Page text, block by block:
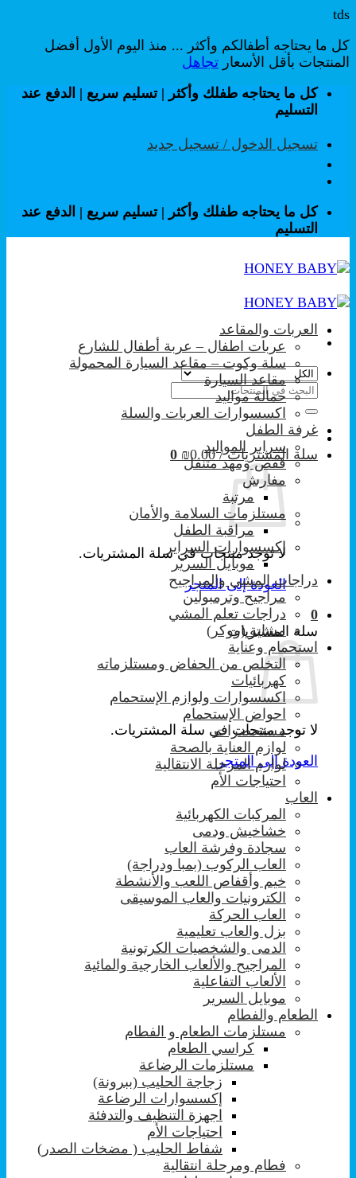
tds
كل ما يحتاجه أطفالكم وأكثر ... منذ اليوم الأول أفضل
المنتجات بأقل الأسعار تجاهل
تخطي
للمحتوى
كل ما يحتاجه طفلك وأكثر | تسليم سريع | الدفع عند
التسليم
تسجيل الدخول / تسجيل جديد
كل ما يحتاجه طفلك وأكثر | تسليم سريع | الدفع عند
التسليم
البحث
عن:
سلة المشتريات / ₪0.00
0
لا توجد منتجات في سلة المشتريات.
العودة إلى المتجر
0
سلة المشتريات
لا توجد منتجات في سلة المشتريات.
العودة إلى المتجر
العربات والمقاعد
عربات اطفال – عربة أطفال للشارع
سلة وكوت – مقاعد السيارة المحمولة
مقاعد السيارة
حمالة مواليد
اكسسوارات العربات والسلة
غرفة الطفل
سراير المواليد
قفص ومهد متنقل
مفارش
مرتبة
مستلزمات السلامة والأمان
مراقبة الطفل
إكسسوارات السراير
موبايل السرير
دراجات المشي والمراجيح
مراجيح وترمبولين
دراجات تعلم المشي
مشاية (ووكر)
استحمام وعناية
التخلص من الحفاض ومستلزماته
كهربائيات
اكسسوارات ولوازم الإستحمام
احواض الإستحمام
مستحضرات
لوازم العناية بالصحة
لوازم المرحلة الانتقالية
احتياجات الأم
العاب
المركبات الكهربائية
خشاخيش ودمى
سجادة وفرشة العاب
العاب الركوب (بمبا ودراجة)
خيم وأقفاص اللعب والأنشطة
الكترونيات والعاب الموسيقى
العاب الحركة
بزل والعاب تعليمية
الدمى والشخصيات الكرتونية
المراجيح والألعاب الخارجية والمائية
الألعاب التفاعلية
موبايل السرير
الطعام والفطام
مستلزمات الطعام و الفطام
كراسي الطعام
مستلزمات الرضاعة
زجاجة الحليب (ببرونة)
إكسسوارات الرضاعة
اجهزة التنظيف والتدفئة
احتياجات الأم
شفاط الحليب ( مضخات الصدر)
فطام ومرحلة انتقالية